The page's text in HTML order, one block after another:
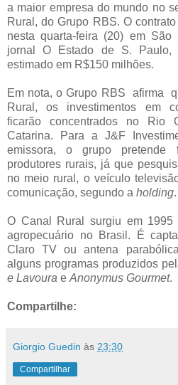
a maior empresa do mundo no
Rural, do Grupo RBS. O
nesta quarta-feira (20) em
jornal O Estado de S.
estimado em R$150 milhões.
Em nota, o Grupo RBS afirma
Rural, os investimentos em
ficarão concentrados no Rio
Catarina. Para a J&F
emissora, o grupo pretende
produtores rurais, já que
no meio rural, o veículo
comunicação, segundo a holding.
O Canal Rural surgiu em
agropecuário no Brasil. É
Claro TV ou antena
alguns programas produzidos
e Lavoura e Anonymus Gourmet.
Compartilhe:
Giorgio Guedin às 23:30
Compartilhar